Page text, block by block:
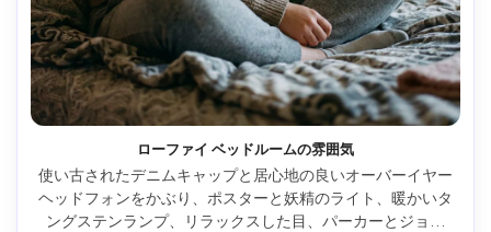
ローファイ ベッドルームの雰囲気
使い古されたデニムキャップと居心地の良いオーバーイヤー
ヘッドフォンをかぶり、ポスターと妖精のライト、暖かいタ
ングステンランプ、リラックスした目、パーカーとジョガ